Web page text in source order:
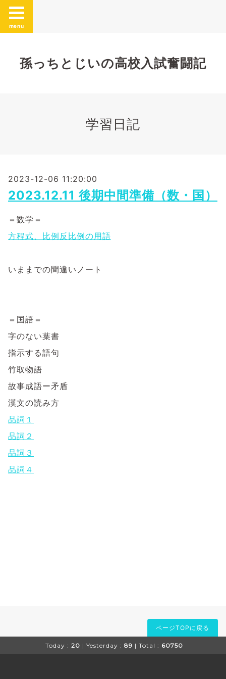
menu
孫っちとじいの高校入試奮闘記
学習日記
2023-12-06 11:20:00
2023.12.11 後期中間準備（数・国）
＝数学＝
方程式、比例反比例の用語
いままでの間違いノート
＝国語＝
字のない葉書
指示する語句
竹取物語
故事成語ー矛盾
漢文の読み方
品詞１
品詞２
品詞３
品詞４
ページTOPに戻る
Today : 20 | Yesterday : 89 | Total : 60750